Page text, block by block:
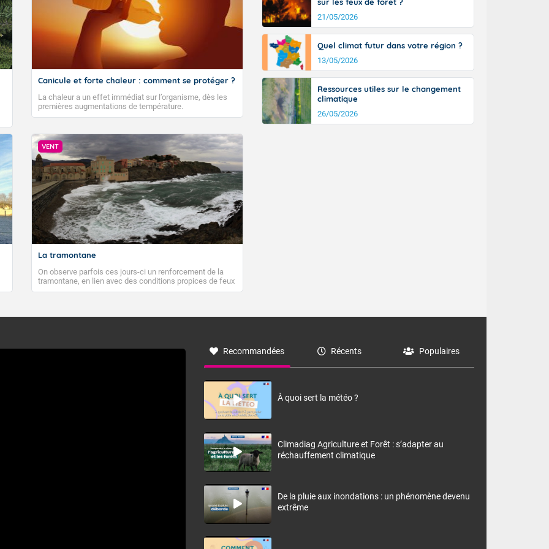
Canicule et forte chaleur : comment se protéger ?
La chaleur a un effet immédiat sur l’organisme, dès les
premières augmentations de température.
VENT
La tramontane
On observe parfois ces jours-ci un renforcement de la
tramontane, en lien avec des conditions propices de feux
de forêt. Mais qu'est-ce que la tramontane ? Quelles sont
à nord-ouest, dans un secteur qui part du Roussillon à la
monts, en allusion aux régions montagneuses d’où
21/05/2026
Quel climat futur dans votre région ?
13/05/2026
Ressources utiles sur le changement
climatique
26/05/2026
Recommandées Récents Populaires
À quoi sert la météo ?
Climadiag Agriculture et Forêt : s’adapter au
réchauffement climatique
De la pluie aux inondations : un phénomène devenu
extrême